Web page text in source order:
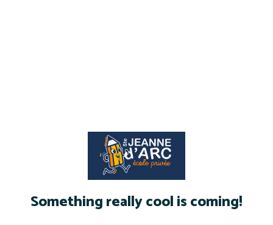
Something really cool is coming!